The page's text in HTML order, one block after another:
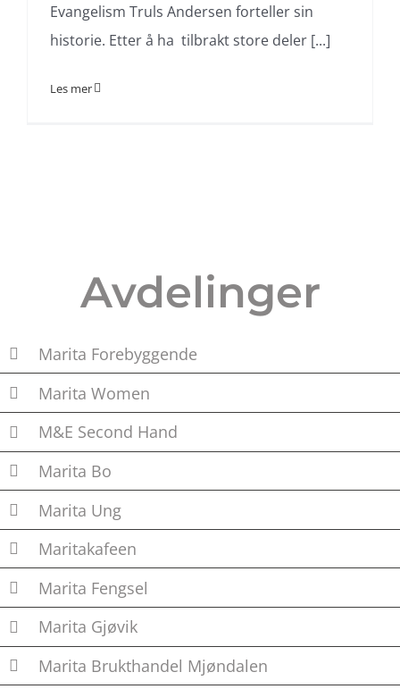
Evangelism Truls Andersen forteller sin
historie. Etter å ha tilbrakt store deler [...]
Les mer
Avdelinger
Marita Forebyggende
Marita Women
M&E Second Hand
Marita Bo
Marita Ung
Maritakafeen
Marita Fengsel
Marita Gjøvik
Marita Brukthandel Mjøndalen